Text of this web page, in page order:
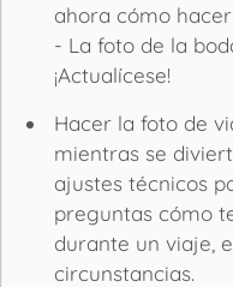
ahora cómo
- La foto de la
¡Actualícese!
Hacer la foto de
mientras se
ajustes técnicos
preguntas cómo
durante un viaje,
circunstancias.